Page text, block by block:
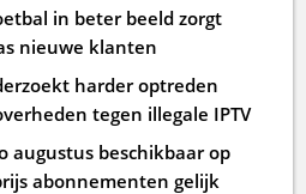
in beter beeld zorgt
nieuwe klanten
harder optreden
tegen illegale IPTV
augustus beschikbaar op
abonnementen gelijk